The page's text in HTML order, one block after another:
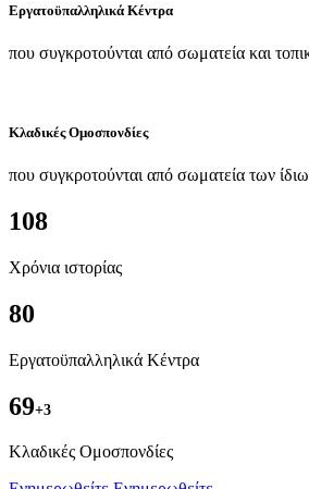
Εργατοϋπαλληλικά Κέντρα
που συγκροτούνται από σωματεία και
Κλαδικές Ομοσπονδίες
που συγκροτούνται από σωματεία των
108
Χρόνια ιστορίας
80
Εργατοϋπαλληλικά Κέντρα
69+3
Kλαδικές Ομοσπονδίες